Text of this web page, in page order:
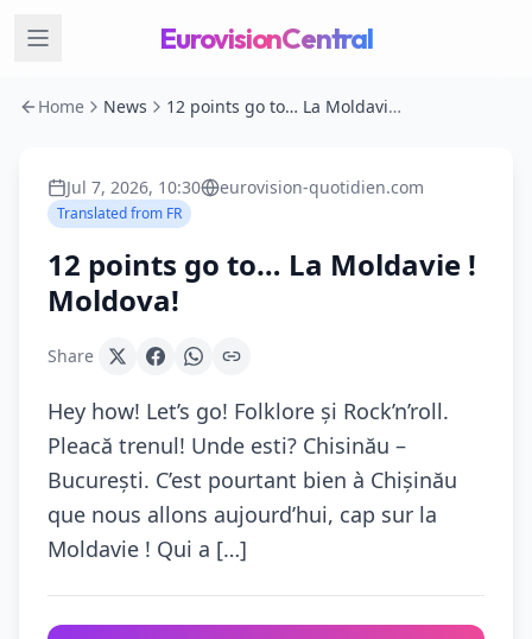
EurovisionCentral
Home News 12 points go to… La Moldavie ! Moldova!
Jul 7, 2026, 10:30 eurovision-quotidien.com
Translated from FR
12 points go to… La Moldavie !
Moldova!
Share
Hey how! Let’s go! Folklore și Rock’n’roll.
Pleacă trenul! Unde esti? Chisinău –
București. C’est pourtant bien à Chișinău
que nous allons aujourd’hui, cap sur la
Moldavie ! Qui a […]